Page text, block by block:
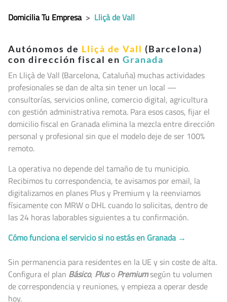
Domicilia Tu Empresa > Lliçà de Vall
Autónomos de Lliçà de Vall (Barcelona)
con dirección fiscal en Granada
En Lliçà de Vall (Barcelona, Cataluña) muchas actividades
profesionales se dan de alta sin tener un local —
consultorías, servicios online, comercio digital, agricultura
con gestión administrativa remota. Para esos casos, fijar el
domicilio fiscal en Granada elimina la mezcla entre dirección
personal y profesional sin que el modelo deje de ser 100%
remoto.
La operativa no depende del tamaño de tu municipio.
Recibimos tu correspondencia, te avisamos por email, la
digitalizamos en planes Plus y Premium y la reenviamos
físicamente con MRW o DHL cuando lo solicitas, dentro de
las 24 horas laborables siguientes a tu confirmación.
Cómo funciona el servicio si no estás en Granada →
Sin permanencia para residentes en la UE y sin coste de alta.
Configura el plan Básico, Pluso Premiumsegún tu volumen
de correspondencia y reuniones, y empieza a operar desde
hoy.